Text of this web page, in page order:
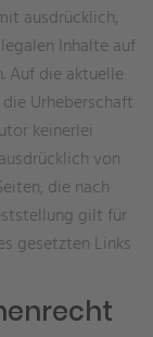
ausdrücklich,
Inhalte auf
Auf die aktuelle
Urheberschaft
keinerlei
von
die nach
gilt für
gesetzten Links